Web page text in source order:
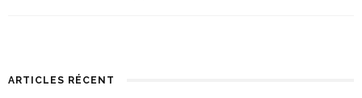
ARTICLES RÉCENT